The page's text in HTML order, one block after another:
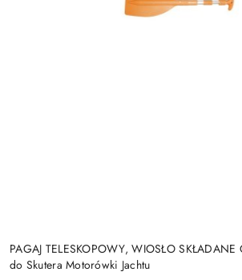
PAGAJ TELESKOPOWY, WIOSŁO
do Skutera Motorówki Jachtu